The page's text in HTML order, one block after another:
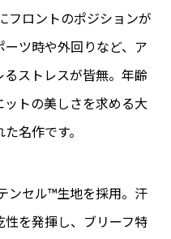
ネ
イ
フロントのポジションが
ツ時や外回りなど、ア
ストレスが皆無。年齢
トの美しさを求める大
名作です。
ンセル™生地を採用。汗
を発揮し、ブリーフ特